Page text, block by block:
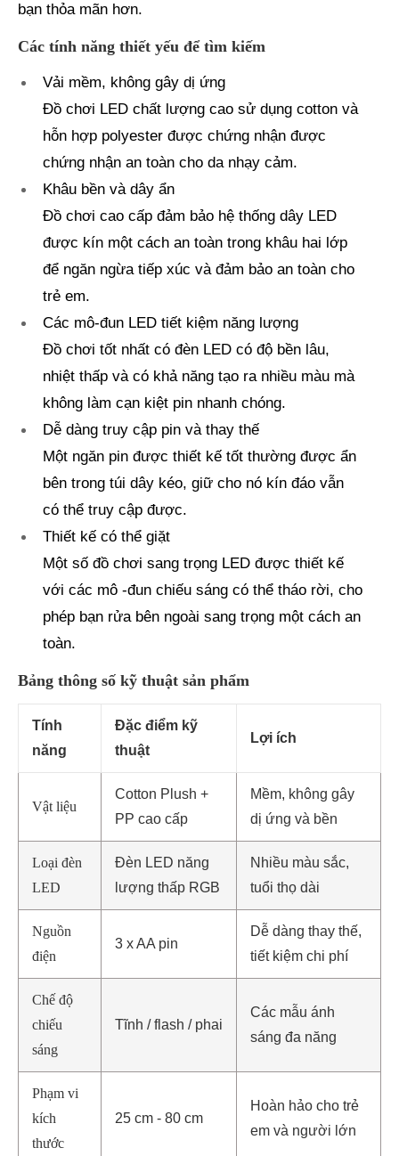
bạn thỏa mãn hơn.
Các tính năng thiết yếu để tìm kiếm
Vải mềm, không gây dị ứng
Đồ chơi LED chất lượng cao sử dụng cotton và
hỗn hợp polyester được chứng nhận được
chứng nhận an toàn cho da nhạy cảm.
Khâu bền và dây ẩn
Đồ chơi cao cấp đảm bảo hệ thống dây LED
được kín một cách an toàn trong khâu hai lớp
để ngăn ngừa tiếp xúc và đảm bảo an toàn cho
trẻ em.
Các mô-đun LED tiết kiệm năng lượng
Đồ chơi tốt nhất có đèn LED có độ bền lâu,
nhiệt thấp và có khả năng tạo ra nhiều màu mà
không làm cạn kiệt pin nhanh chóng.
Dễ dàng truy cập pin và thay thế
Một ngăn pin được thiết kế tốt thường được ẩn
bên trong túi dây kéo, giữ cho nó kín đáo vẫn
có thể truy cập được.
Thiết kế có thể giặt
Một số đồ chơi sang trọng LED được thiết kế
với các mô -đun chiếu sáng có thể tháo rời, cho
phép bạn rửa bên ngoài sang trọng một cách an
toàn.
Bảng thông số kỹ thuật sản phẩm
Tính
năng
Đặc điểm kỹ
thuật
Lợi ích
Vật liệu
Cotton Plush +
PP cao cấp
Mềm, không gây
dị ứng và bền
Loại đèn
LED
Đèn LED năng
lượng thấp RGB
Nhiều màu sắc,
tuổi thọ dài
Nguồn
điện
3 x AA pin
Dễ dàng thay thế,
tiết kiệm chi phí
Chế độ
chiếu
sáng
Tĩnh / flash / phai
Các mẫu ánh
sáng đa năng
Phạm vi
kích
thước
25 cm - 80 cm
Hoàn hảo cho trẻ
em và người lớn